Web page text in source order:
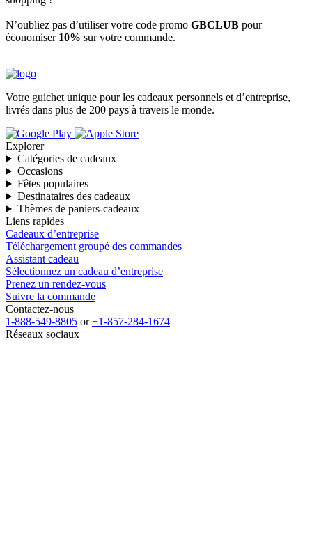
N’oubliez pas d’utiliser votre code promo GBCLUB pour
économiser 10% sur votre commande.
Votre guichet unique pour les cadeaux personnels et d’entreprise,
livrés dans plus de 200 pays à travers le monde.
Explorer
Catégories de cadeaux
Occasions
Fêtes populaires
Destinataires des cadeaux
Thèmes de paniers-cadeaux
Liens rapides
Cadeaux d’entreprise
Téléchargement groupé des commandes
Assistant cadeau
Sélectionnez un cadeau d’entreprise
Prenez un rendez-vous
Suivre la commande
Contactez-nous
1-888-549-8805 or+1-857-284-1674
Réseaux sociaux